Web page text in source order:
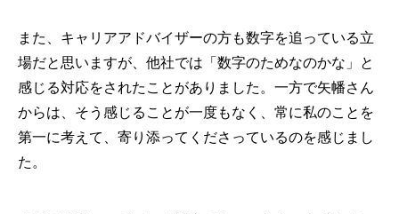
また、キャリアアドバイザーの方も数字を追っている立
場だと思いますが、他社では「数字のためなのかな」と
感じる対応をされたことがありました。一方で矢幡さん
からは、そう感じることが一度もなく、常に私のことを
第一に考えて、寄り添ってくださっているのを感じまし
た。